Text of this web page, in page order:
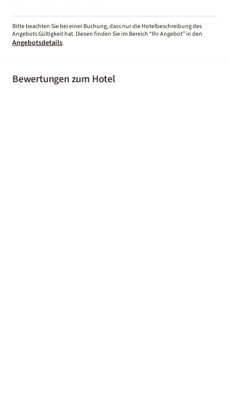
Bitte beachten Sie bei einer Buchung, dass nur die Hotelbeschreibung des
Angebots Gültigkeit hat. Diesen finden Sie im Bereich “Ihr Angebot” in den
Angebotsdetails.
Bewertungen zum Hotel